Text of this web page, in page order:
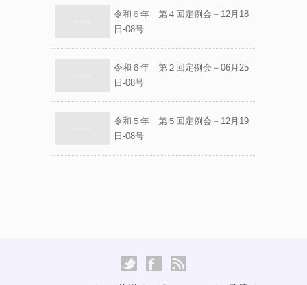
令和６年 第４回定例会－12月18
日-08号
令和６年 第２回定例会－06月25
日-08号
令和５年 第５回定例会－12月19
日-08号